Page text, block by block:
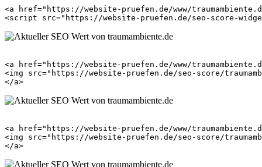
<a href="https://website-pruefen.de/www/
<a href="https://website-pruefen.de/www/
<img src="https://website-pruefen.de/seo-score/
<a href="https://website-pruefen.de/www/
<img src="https://website-pruefen.de/seo-score/